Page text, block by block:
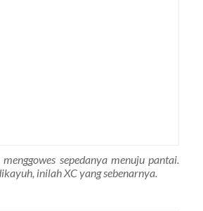
sepedanya menuju pantai.
inilah XC yang sebenarnya.